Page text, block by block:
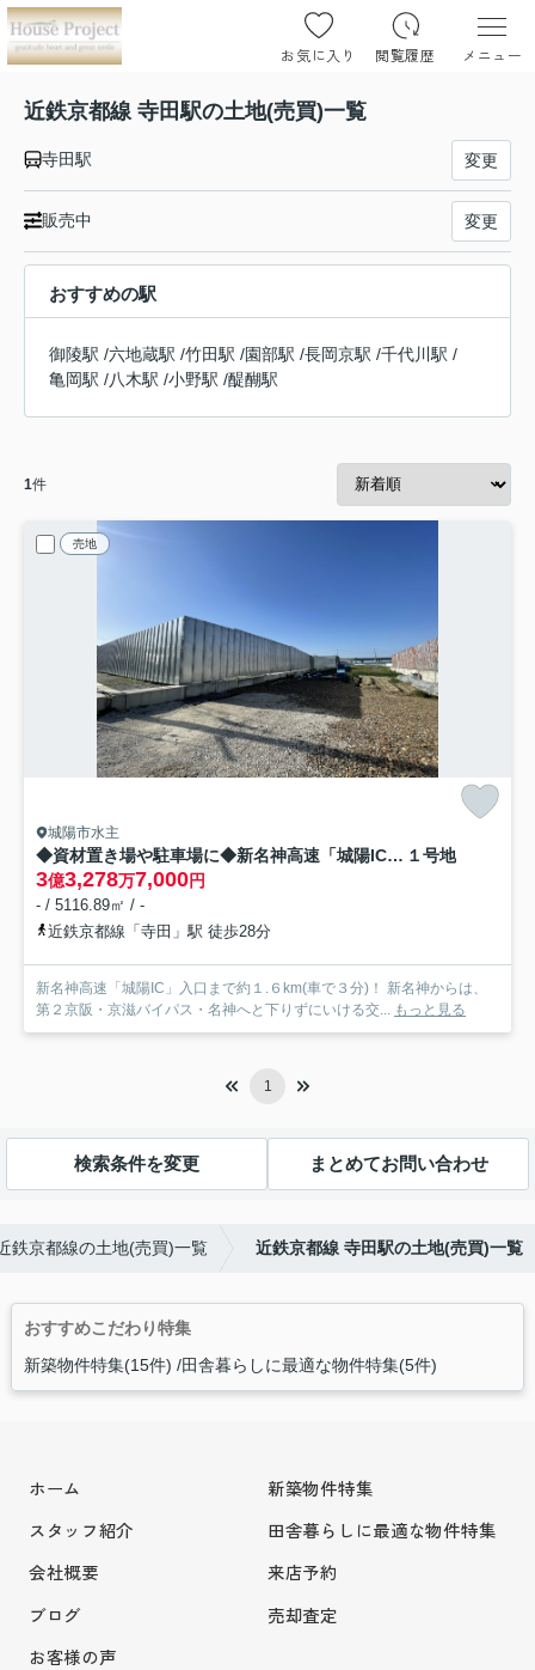
お気に入り 閲覧履歴 メニュー
近鉄京都線 寺田駅の土地(売買)一覧
寺田駅 変更
販売中 変更
おすすめの駅
御陵駅 /六地蔵駅 /竹田駅 /園部駅 /長岡京駅 /千代川駅 /
亀岡駅 /八木駅 /小野駅 /醍醐駅
1件
売地
城陽市水主
◆資材置き場や駐車場に◆新名神高速「城陽IC」入口まで約１.６km(車で３分)◆城陽市水主森ノ東 １号地
3億3,278万7,000円
- / 5116.89㎡ / -
近鉄京都線「寺田」駅 徒歩28分
新名神高速「城陽IC」入口まで約１.６km(車で３分)！ 新名神からは、
第２京阪・京滋バイパス・名神へと下りずにいける交...
もっと見る
1
検索条件を変更 まとめてお問い合わせ
鉄京都線の土地(売買)一覧 近鉄京都線 寺田駅の土地(売買)一覧
おすすめこだわり特集
新築物件特集(15件) 田舎暮らしに最適な物件特集(5件)
ホーム
スタッフ紹介
会社概要
ブログ
お客様の声
新築物件特集
田舎暮らしに最適な物件特集
来店予約
売却査定